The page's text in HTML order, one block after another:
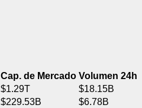
Cap. de Mercado Volumen 24h
$1.29T
$18.15B
$229.53B
$6.78B